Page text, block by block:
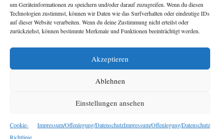
um Geräteinformationen zu speichern und/oder darauf zuzugreifen. Wenn du diesen
Technologien zustimmst, können wir Daten wie das Surfverhalten oder eindeutige IDs
auf dieser Website verarbeiten. Wenn du deine Zustimmung nicht erteilst oder
zurückziehst, können bestimmte Merkmale und Funktionen beeinträchtigt werden.
Akzeptieren
Ablehnen
Einstellungen ansehen
Cookie-
Richtlinie
Impressum/Offenlegung/DatenschutzImpressum/Offenlegung/Datenschutz